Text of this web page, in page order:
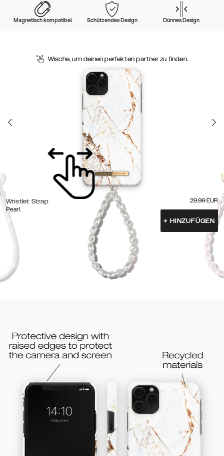
Magnetisch kompatibel Schützendes Design Dünnes Design
Wische, um deinen perfekten partner zu finden.
Wristlet Strap
Pearl
29.99 EUR
+ HINZUFÜGEN